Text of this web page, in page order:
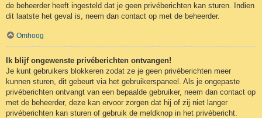
de beheerder heeft ingesteld dat je geen privéberichten kan sturen. Indien
dit laatste het geval is, neem dan contact op met de beheerder.
Omhoog
Ik blijf ongewenste privéberichten ontvangen!
Je kunt gebruikers blokkeren zodat ze je geen privéberichten meer
kunnen sturen, dit gebeurt via het gebruikerspaneel. Als je ongepaste
privéberichten ontvangt van een bepaalde gebruiker, neem dan contact op
met de beheerder, deze kan ervoor zorgen dat hij of zij niet langer
privéberichten kan sturen of gebruik de meldknop in het privébericht.